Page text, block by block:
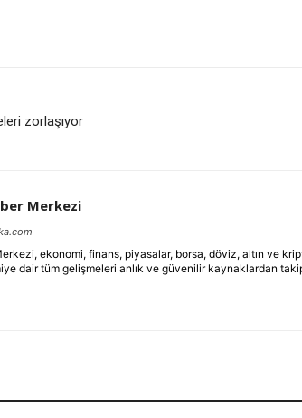
zorlaşıyor
Merkezi
ekonomi, finans, piyasalar, borsa, döviz, altın ve
dair tüm gelişmeleri anlık ve güvenilir kaynaklardan